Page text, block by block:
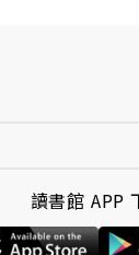
讀書館 APP